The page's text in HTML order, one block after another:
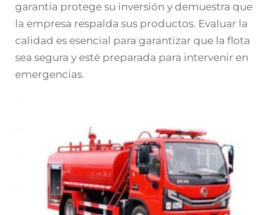
garantía protege su inversión y demuestra que
la empresa respalda sus productos. Evaluar la
calidad es esencial para garantizar que la flota
sea segura y esté preparada para intervenir en
emergencias.